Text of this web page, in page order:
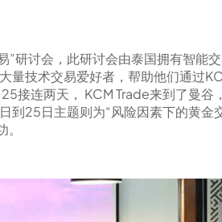
研讨会，此研讨会由泰国拥有智能
技术交易爱好者，帮助他们通过
接连两天， KCM Trade来到了曼
25日主题则为“风险因素下的黄金